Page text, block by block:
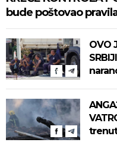
bude poštovao
OVO